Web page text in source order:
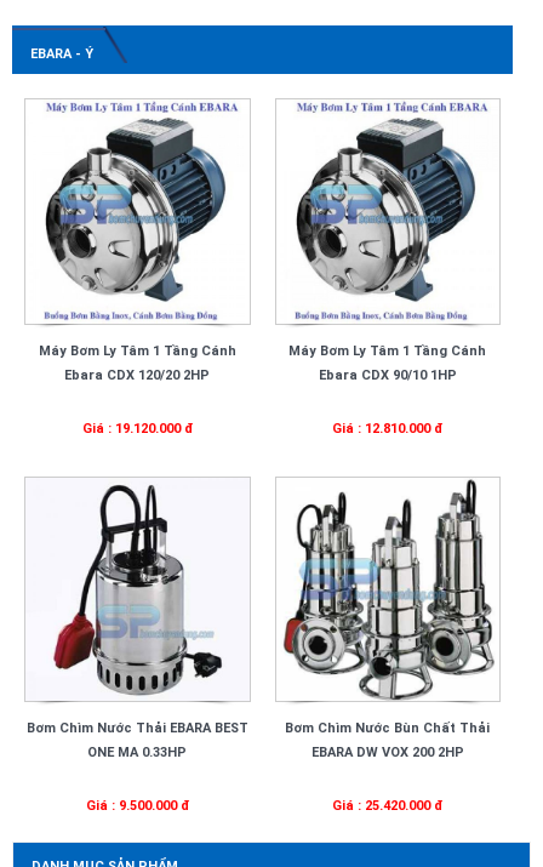
EBARA - Ý
Máy Bơm Ly Tâm 1 Tầng Cánh
Ebara CDX 120/20 2HP
Giá : 19.120.000 đ
Máy Bơm Ly Tâm 1 Tầng Cánh
Ebara CDX 90/10 1HP
Giá : 12.810.000 đ
Bơm Chìm Nước Thải EBARA BEST
ONE MA 0.33HP
Giá : 9.500.000 đ
Bơm Chìm Nước Bùn Chất Thải
EBARA DW VOX 200 2HP
Giá : 25.420.000 đ